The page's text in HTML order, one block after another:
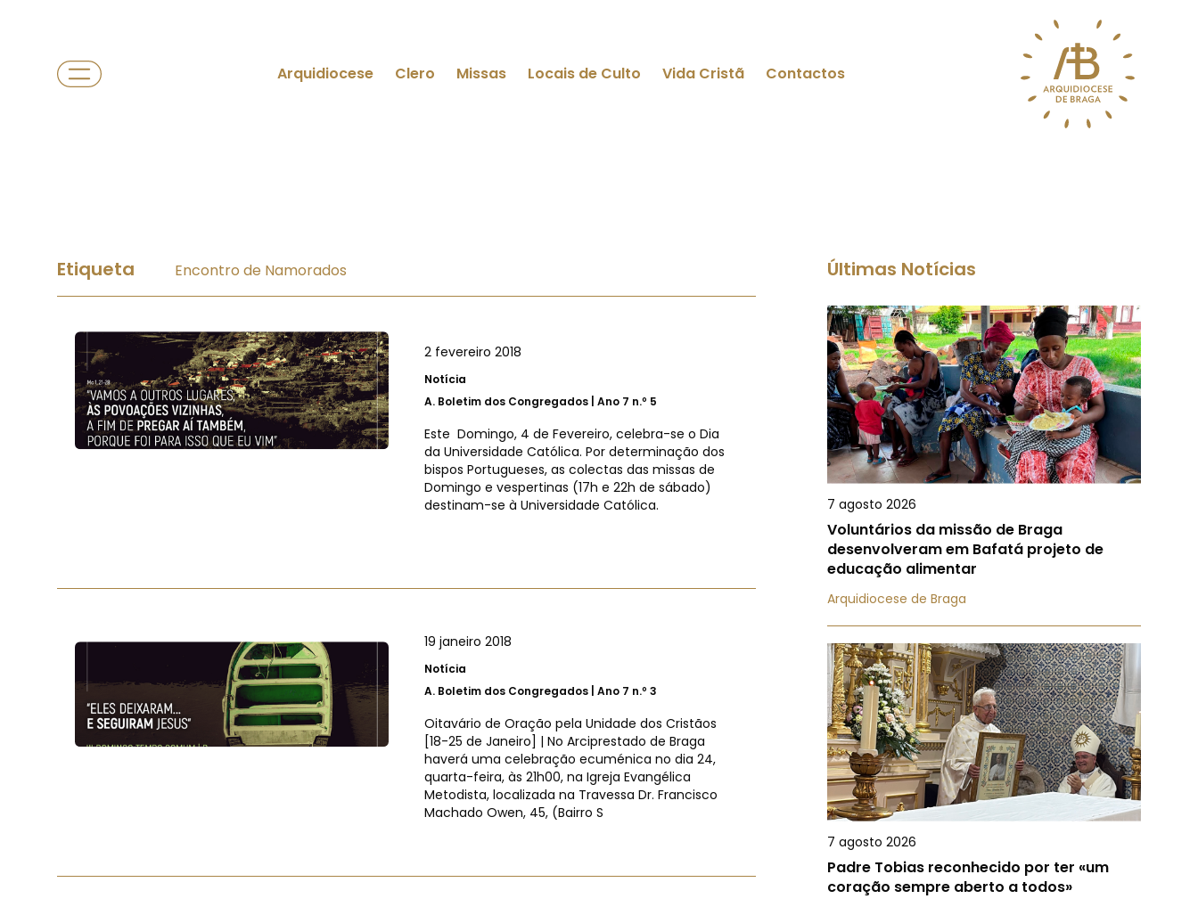
Arquidiocese Clero Missas Locais de Culto Vida Cristã Contactos
Etiqueta Encontro de Namorados
2 fevereiro 2018
Notícia
A. Boletim dos Congregados | Ano 7 n.º 5
Este Domingo, 4 de Fevereiro, celebra-se o Dia
da Universidade Católica. Por determinação dos
bispos Portugueses, as colectas das missas de
Domingo e vespertinas (17h e 22h de sábado)
destinam-se à Universidade Católica.
19 janeiro 2018
Notícia
A. Boletim dos Congregados | Ano 7 n.º 3
Oitavário de Oração pela Unidade dos Cristãos
[18-25 de Janeiro] | No Arciprestado de Braga
haverá uma celebração ecuménica no dia 24,
quarta-feira, às 21h00, na Igreja Evangélica
Metodista, localizada na Travessa Dr. Francisco
Machado Owen, 45, (Bairro S
Últimas Notícias
7 agosto 2026
Voluntários da missão de Braga
desenvolveram em Bafatá projeto de
educação alimentar
Arquidiocese de Braga
7 agosto 2026
Padre Tobias reconhecido por ter «um
coração sempre aberto a todos»